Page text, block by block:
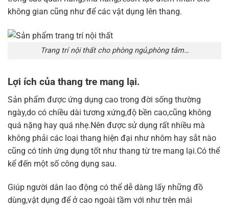
không gian cũng như để các vật dụng lên thang.
Trang trí nội thất cho phòng ngủ,phòng tắm…
Lợi ích của thang tre mang lại.
Sản phẩm được ứng dụng cao trong đời sống thường
ngày,do có chiều dài tương xứng,độ bền cao,cũng không
quá nặng hay quá nhẹ.Nên được sử dụng rất nhiều mà
không phải các loại thang hiện đại như nhôm hay sắt nào
cũng có tính ứng dụng tốt như thang từ tre mang lại.Có thể
kể đến một số công dụng sau.
Giúp người dân lao động có thể dễ dàng lấy những đồ
dùng,vật dụng để ở cao ngoài tầm với như trên mái